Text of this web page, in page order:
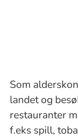
Som
landet og
restauranter
f.eks spill,